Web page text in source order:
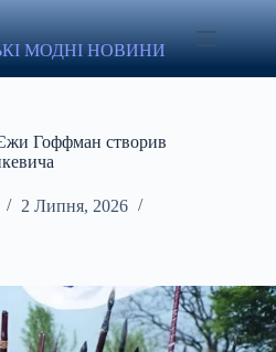
МОДНІ НОВИНИ
Гоффман створив
2 Липня, 2026